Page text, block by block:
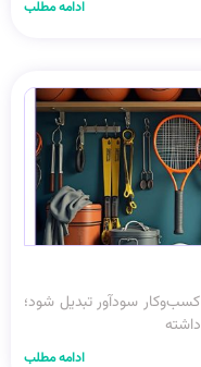
ادامه مطلب
کسب‌وکار سودآور تبدیل شود؛
ادامه مطلب